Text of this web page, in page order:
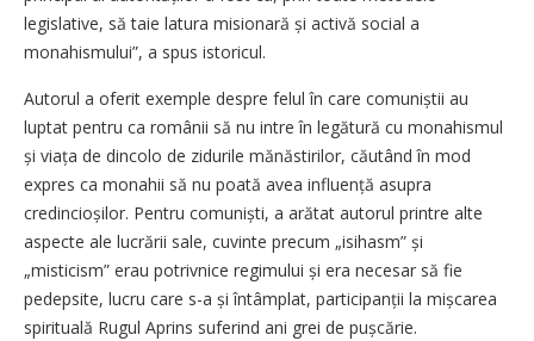
legislative, să taie latura misionară și activă social a
monahismului”, a spus istoricul.
Autorul a oferit exemple despre felul în care comuniștii au
luptat pentru ca românii să nu intre în legătură cu monahismul
și viața de dincolo de zidurile mănăstirilor, căutând în mod
expres ca monahii să nu poată avea influență asupra
credincioșilor. Pentru comu­niști, a arătat autorul printre alte
aspecte ale lucrării sale, cuvinte precum „isihasm” și
„misticism” erau potrivnice regimului și era necesar să fie
pedepsite, lucru care s-a și întâmplat, participanții la mișcarea
spirituală Rugul Aprins suferind ani grei de pușcărie.